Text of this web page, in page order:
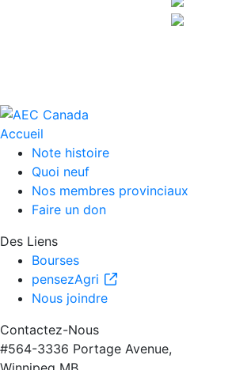
Accueil
Note histoire
Quoi neuf
Nos membres provinciaux
Faire un don
Des Liens
Bourses
pensezAgri
Nous joindre
Contactez-Nous
#564-3336 Portage Avenue,